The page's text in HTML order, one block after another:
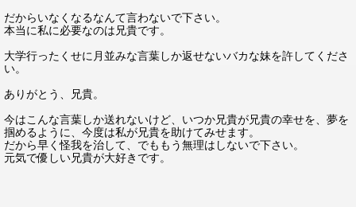
だからいなくなるなんて言わないで下さい。
本当に私に必要なのは兄貴です。
大学行ったくせに月並みな言葉しか返せないバカな妹を許してくださ
い。
ありがとう、兄貴。
今はこんな言葉しか送れないけど、いつか兄貴が兄貴の幸せを、夢を
掴めるように、今度は私が兄貴を助けてみせます。
だから早く怪我を治して、でももう無理はしないで下さい。
元気で優しい兄貴が大好きです。